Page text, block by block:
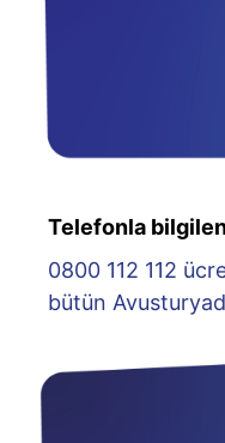
Telefonla
0800 112 112
bütün